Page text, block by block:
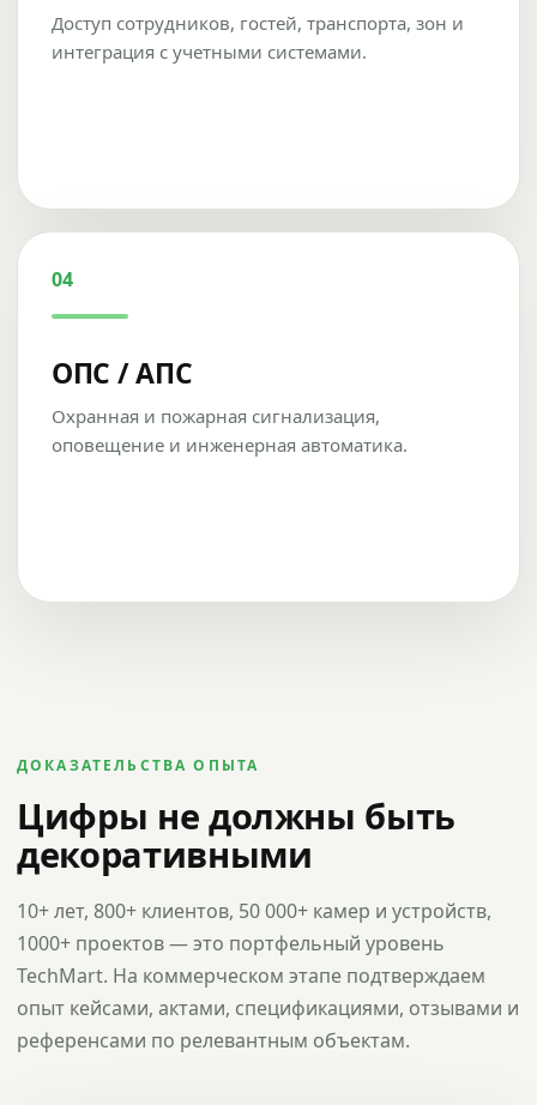
Доступ сотрудников, гостей, транспорта, зон и
интеграция с учетными системами.
04
ОПС / АПС
Охранная и пожарная сигнализация,
оповещение и инженерная автоматика.
ДОКАЗАТЕЛЬСТВА ОПЫТА
Цифры не должны быть
декоративными
10+ лет, 800+ клиентов, 50 000+ камер и устройств,
1000+ проектов — это портфельный уровень
TechMart. На коммерческом этапе подтверждаем
опыт кейсами, актами, спецификациями, отзывами и
референсами по релевантным объектам.